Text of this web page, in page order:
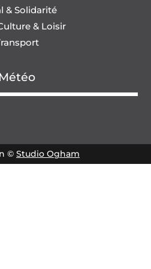
& Solidarité
& Loisir
Météo
© Studio Ogham